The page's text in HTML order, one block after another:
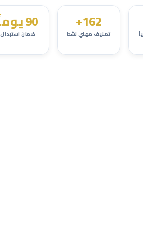
162+
تصنيف مهني نشط
90 يوماً
ضمان استبدال